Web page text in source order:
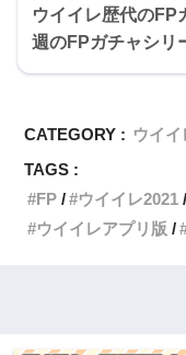
ウイイレ歴代のFP
週のFPガチャシリ
CATEGORY : ウイイ
TAGS :
FP
ウイイレ2021
ウイイレアプリ版